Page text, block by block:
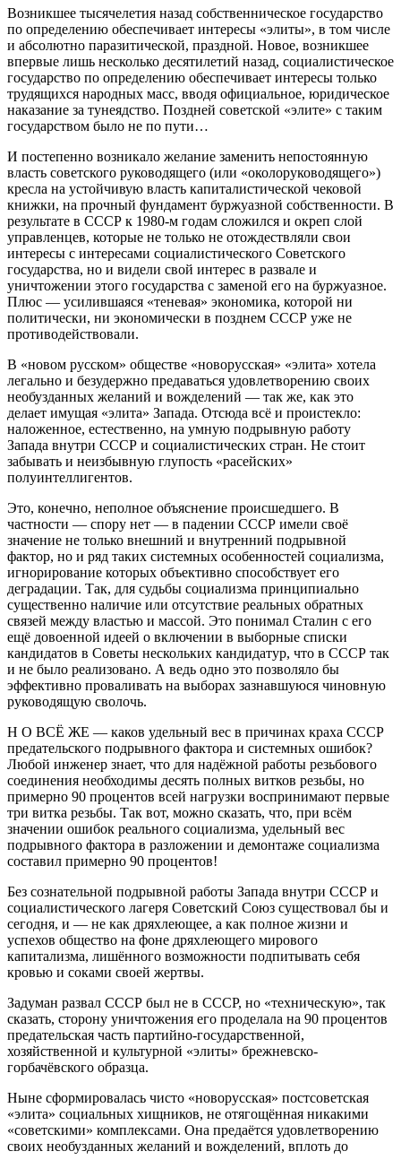
Возникшее тысячелетия назад собственническое государство
по определению обеспечивает интересы «элиты», в том числе
и абсолютно паразитической, праздной. Новое, возникшее
впервые лишь несколько десятилетий назад, социалистическое
государство по определению обеспечивает интересы только
трудящихся народных масс, вводя официальное, юридическое
наказание за тунеядство. Поздней советской «элите» с таким
государством было не по пути…
И постепенно возникало желание заменить непостоянную
власть советского руководящего (или «околоруководящего»)
кресла на устойчивую власть капиталистической чековой
книжки, на прочный фундамент буржуазной собственности. В
результате в СССР к 1980-м годам сложился и окреп слой
управленцев, которые не только не отождествляли свои
интересы с интересами социалистического Советского
государства, но и видели свой интерес в развале и
уничтожении этого государства с заменой его на буржуазное.
Плюс — усилившаяся «теневая» экономика, которой ни
политически, ни экономически в позднем СССР уже не
противодействовали.
В «новом русском» обществе «новорусская» «элита» хотела
легально и безудержно предаваться удовлетворению своих
необузданных желаний и вожделений — так же, как это
делает имущая «элита» Запада. Отсюда всё и проистекло:
наложенное, естественно, на умную подрывную работу
Запада внутри СССР и социалистических стран. Не стоит
забывать и неизбывную глупость «расейских»
полуинтеллигентов.
Это, конечно, неполное объяснение происшедшего. В
частности — спору нет — в падении СССР имели своё
значение не только внешний и внутренний подрывной
фактор, но и ряд таких системных особенностей социализма,
игнорирование которых объективно способствует его
деградации. Так, для судьбы социализма принципиально
существенно наличие или отсутствие реальных обратных
связей между властью и массой. Это понимал Сталин с его
ещё довоенной идеей о включении в выборные списки
кандидатов в Советы нескольких кандидатур, что в СССР так
и не было реализовано. А ведь одно это позволяло бы
эффективно проваливать на выборах зазнавшуюся чиновную
руководящую сволочь.
Н О ВСЁ ЖЕ — каков удельный вес в причинах краха СССР
предательского подрывного фактора и системных ошибок?
Любой инженер знает, что для надёжной работы резьбового
соединения необходимы десять полных витков резьбы, но
примерно 90 процентов всей нагрузки воспринимают первые
три витка резьбы. Так вот, можно сказать, что, при всём
значении ошибок реального социализма, удельный вес
подрывного фактора в разложении и демонтаже социализма
составил примерно 90 процентов!
Без сознательной подрывной работы Запада внутри СССР и
социалистического лагеря Советский Союз существовал бы и
сегодня, и — не как дряхлеющее, а как полное жизни и
успехов общество на фоне дряхлеющего мирового
капитализма, лишённого возможности подпитывать себя
кровью и соками своей жертвы.
Задуман развал СССР был не в СССР, но «техническую», так
сказать, сторону уничтожения его проделала на 90 процентов
предательская часть партийно-государственной,
хозяйственной и культурной «элиты» брежневско-
горбачёвского образца.
Ныне сформировалась чисто «новорусская» постсоветская
«элита» социальных хищников, не отягощённая никакими
«советскими» комплексами. Она предаётся удовлетворению
своих необузданных желаний и вожделений, вплоть до